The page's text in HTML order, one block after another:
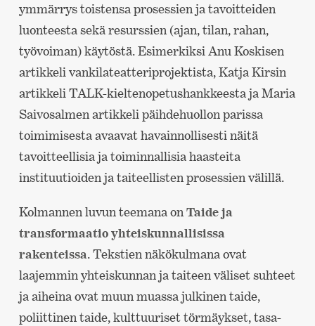
ymmärrys toistensa prosessien ja tavoitteiden
luonteesta sekä resurssien (ajan, tilan, rahan,
työvoiman) käytöstä. Esimerkiksi Anu Koskisen
artikkeli vankilateatteriprojektista, Katja Kirsin
artikkeli TALK-kieltenopetushankkeesta ja Maria
Saivosalmen artikkeli päihdehuollon parissa
toimimisesta avaavat havainnollisesti näitä
tavoitteellisia ja toiminnallisia haasteita
instituutioiden ja taiteellisten prosessien välillä.
Kolmannen luvun teemana on Taide ja
transformaatio yhteiskunnallisissa
rakenteissa. Tekstien näkökulmana ovat
laajemmin yhteiskunnan ja taiteen väliset suhteet
ja aiheina ovat muun muassa julkinen taide,
poliittinen taide, kulttuuriset törmäykset, tasa-